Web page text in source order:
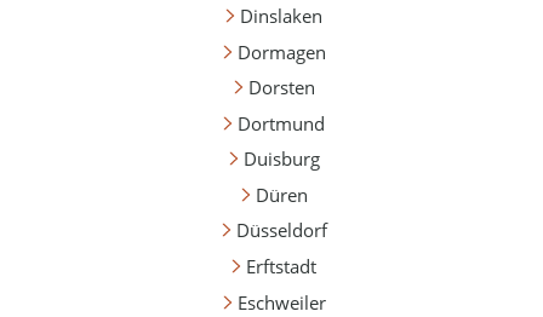
Dinslaken
Dormagen
Dorsten
Dortmund
Duisburg
Düren
Düsseldorf
Erftstadt
Eschweiler